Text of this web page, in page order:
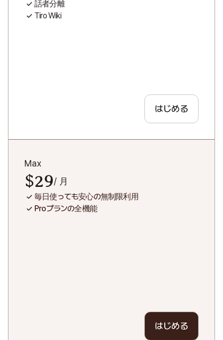
話者分離
Tiro Wiki
はじめる
Max
$29/ 月
毎日使っても安心の無制限利用
Proプランの全機能
はじめる